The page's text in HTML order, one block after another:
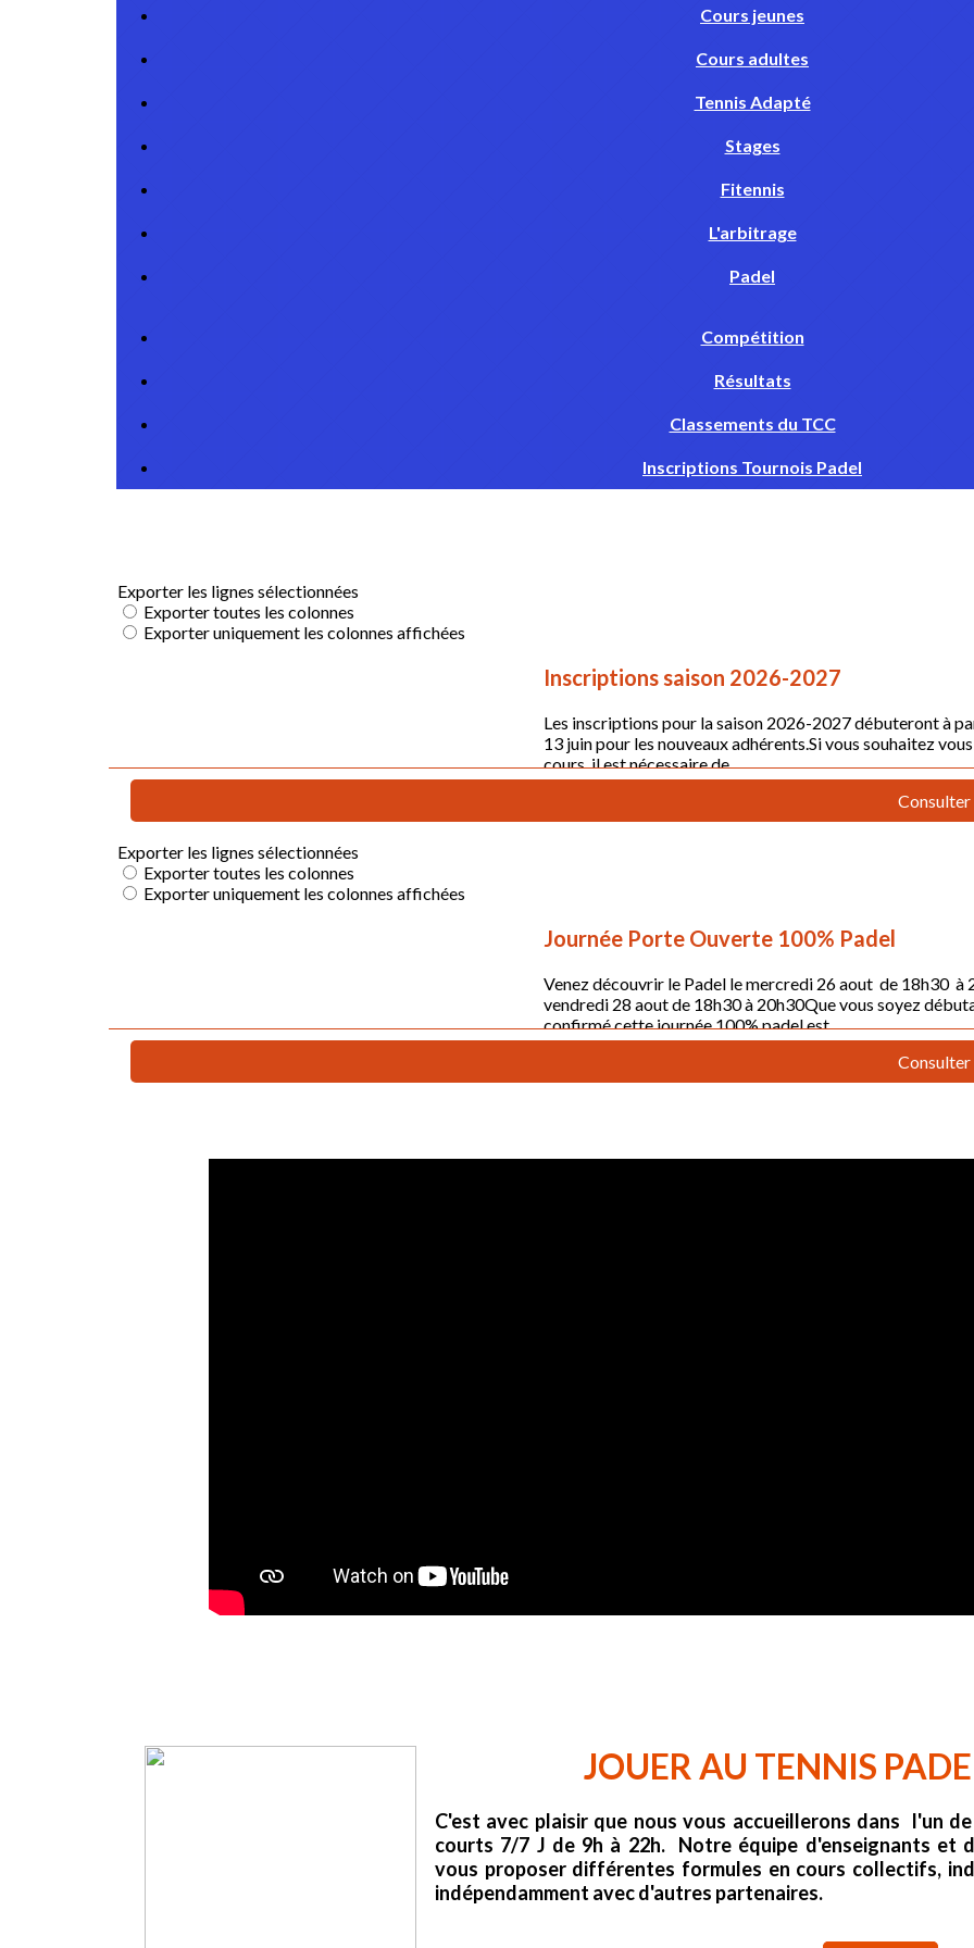
Cours jeunes
Cours adultes
Tennis Adapté
Stages
Fitennis
L'arbitrage
Padel
Compétition
Résultats
Classements du TCC
Inscriptions Tournois Padel
JOUER AU TENNIS
C'est avec plaisir que nous vous accueillerons dans l'un
courts 7/7 J de 9h à 22h. Notre équipe d'enseignants et
vous proposer différentes formules en cours collectifs,
indépendamment avec d'autres partenaires.